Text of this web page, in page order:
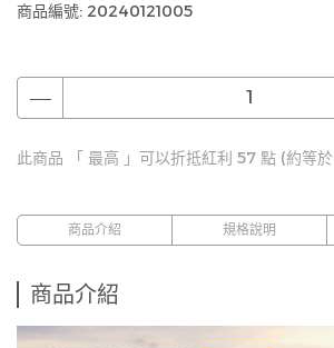
商品編號: 20240121005
此商品 「 最高 」可以折抵紅利 57 點 (約等於
商品介紹 規格說明
商品介紹